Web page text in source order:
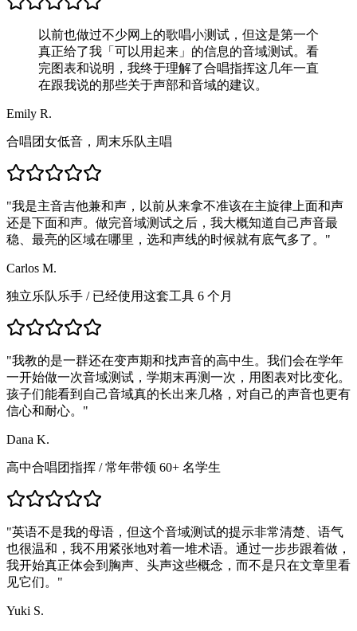
以前也做过不少网上的歌唱小测试，但这是第一个
真正给了我「可以用起来」的信息的音域测试。看
完图表和说明，我终于理解了合唱指挥这几年一直
在跟我说的那些关于声部和音域的建议。
Emily R.
合唱团女低音，周末乐队主唱
"我是主音吉他兼和声，以前从来拿不准该在主旋律上面和声
还是下面和声。做完音域测试之后，我大概知道自己声音最
稳、最亮的区域在哪里，选和声线的时候就有底气多了。 "
Carlos M.
独立乐队乐手 / 已经使用这套工具 6 个月
"我教的是一群还在变声期和找声音的高中生。我们会在学年
一开始做一次音域测试，学期末再测一次，用图表对比变化。
孩子们能看到自己音域真的长出来几格，对自己的声音也更有
信心和耐心。 "
Dana K.
高中合唱团指挥 /常年带领 60+ 名学生
"英语不是我的母语，但这个音域测试的提示非常清楚、语气
也很温和，我不用紧张地对着一堆术语。通过一步步跟着做，
我开始真正体会到胸声、头声这些概念，而不是只在文章里看
见它们。 "
Yuki S.